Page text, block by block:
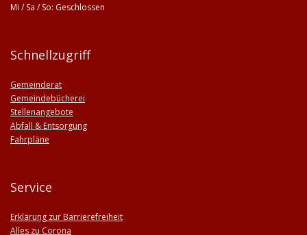
Mi / Sa / So: Geschlossen
Schnellzugriff
Gemeinderat
Gemeindebücherei
Stellenangebote
Abfall & Entsorgung
Fahrpläne
Service
Erklärung zur Barrierefreiheit
Alles zu Corona